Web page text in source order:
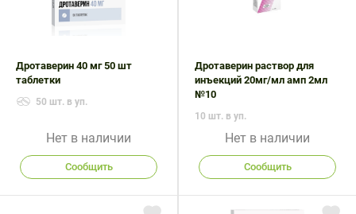
Дротаверин 40 мг 50 шт
таблетки
50 шт. в уп.
Нет в наличии
Сообщить
Дротаверин раствор для
инъекций 20мг/мл амп 2мл
№10
10 шт. в уп.
Нет в наличии
Сообщить